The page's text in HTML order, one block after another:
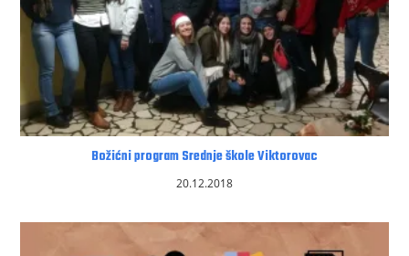
Božićni program Srednje škole Viktorovac
20.12.2018